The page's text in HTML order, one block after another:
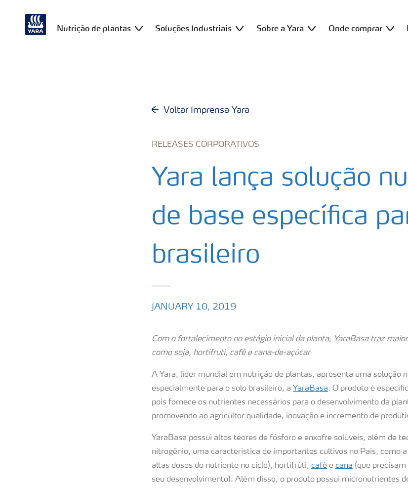
Nutrição de plantas Soluções Industriais Sobre a Yara Onde comprar
Voltar Imprensa Yara
RELEASES CORPORATIVOS
Yara lança solução
de base específica
brasileiro
JANUARY 10, 2019
Com o fortalecimento no estágio inicial da planta, YaraBasa traz
como soja, hortifruti, café e cana-de-açúcar
A Yara, líder mundial em nutrição de plantas, apresenta uma solução
especialmente para o solo brasileiro, a YaraBasa. O produto é
pois fornece os nutrientes necessários para o desenvolvimento da
promovendo ao agricultor qualidade, inovação e incremento de
YaraBasa possui altos teores de fósforo e enxofre solúveis, além de
nitrogênio, uma característica de importantes cultivos no País, como a
altas doses do nutriente no ciclo), hortifrúti, café e cana (que
seu desenvolvimento). Além disso, o produto possui micronutrientes